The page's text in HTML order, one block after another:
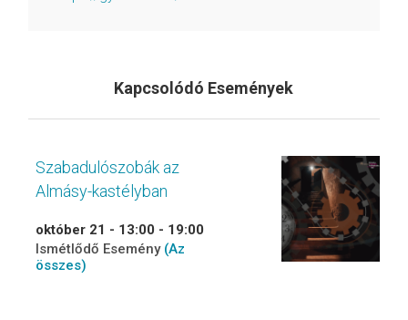
Kapcsolódó Események
Szabadulószobák az
Almásy-kastélyban
október 21 - 13:00 - 19:00
Ismétlődő Esemény (Az
összes)